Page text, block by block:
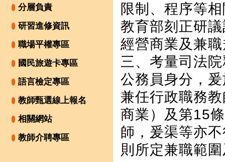
分層負責
研習進修資訊
職場平權專區
國民旅遊卡專區
語言檢定專區
教師甄選線上報名
相關網站
教師介聘專區
限制、程序等
教育部刻正研
經營商業及兼
三、考量司法
公務員身分，
兼任行政職務
商業）及第15
師，爰渠等亦
則所定兼職範